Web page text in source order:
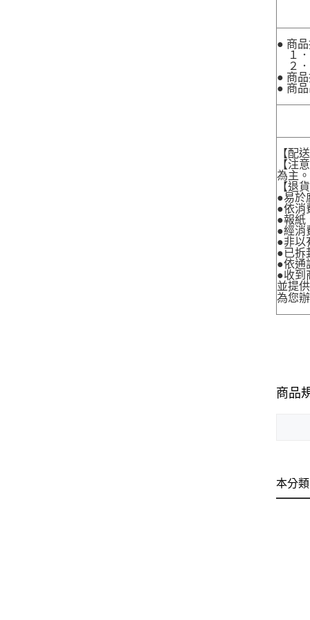
● 商
１．
２．
● 商
● 商
【配
【注
為主。
【退
●易於
●依消
●報紙
●經消
●非以
●已拆
●依通
●收到
並提
為您
商品
本分